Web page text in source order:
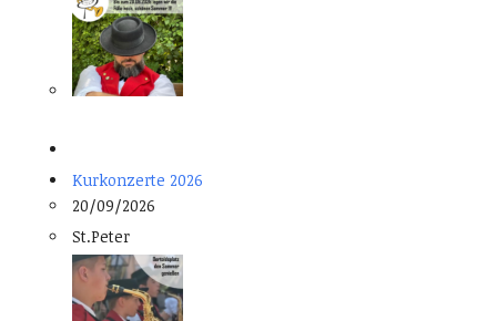
Kurkonzerte 2026
20/09/2026
St.Peter